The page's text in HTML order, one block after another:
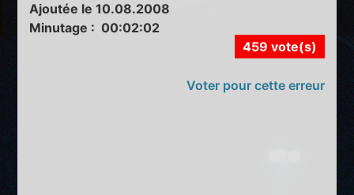
Ajoutée le 10.08.2008
Minutage : 00:02:02
459 vote(s)
Voter pour cette erreur